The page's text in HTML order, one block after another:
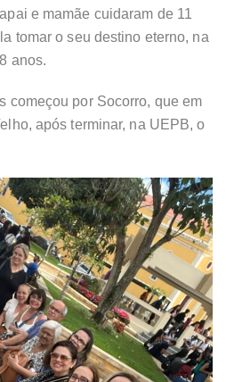
e mamãe cuidaram de 11
tomar o seu destino eterno, na
anos.
começou por Socorro, que em
após terminar, na UEPB, o